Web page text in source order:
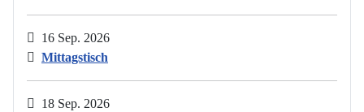
16 Sep. 2026
Mittagstisch
18 Sep. 2026